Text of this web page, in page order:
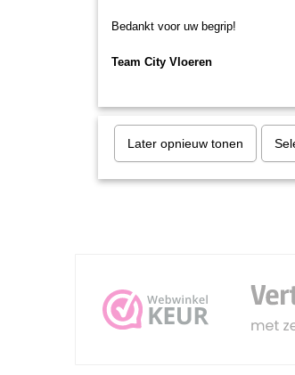
Bedankt voor uw begrip!
Team City Vloeren
Later opnieuw tonen